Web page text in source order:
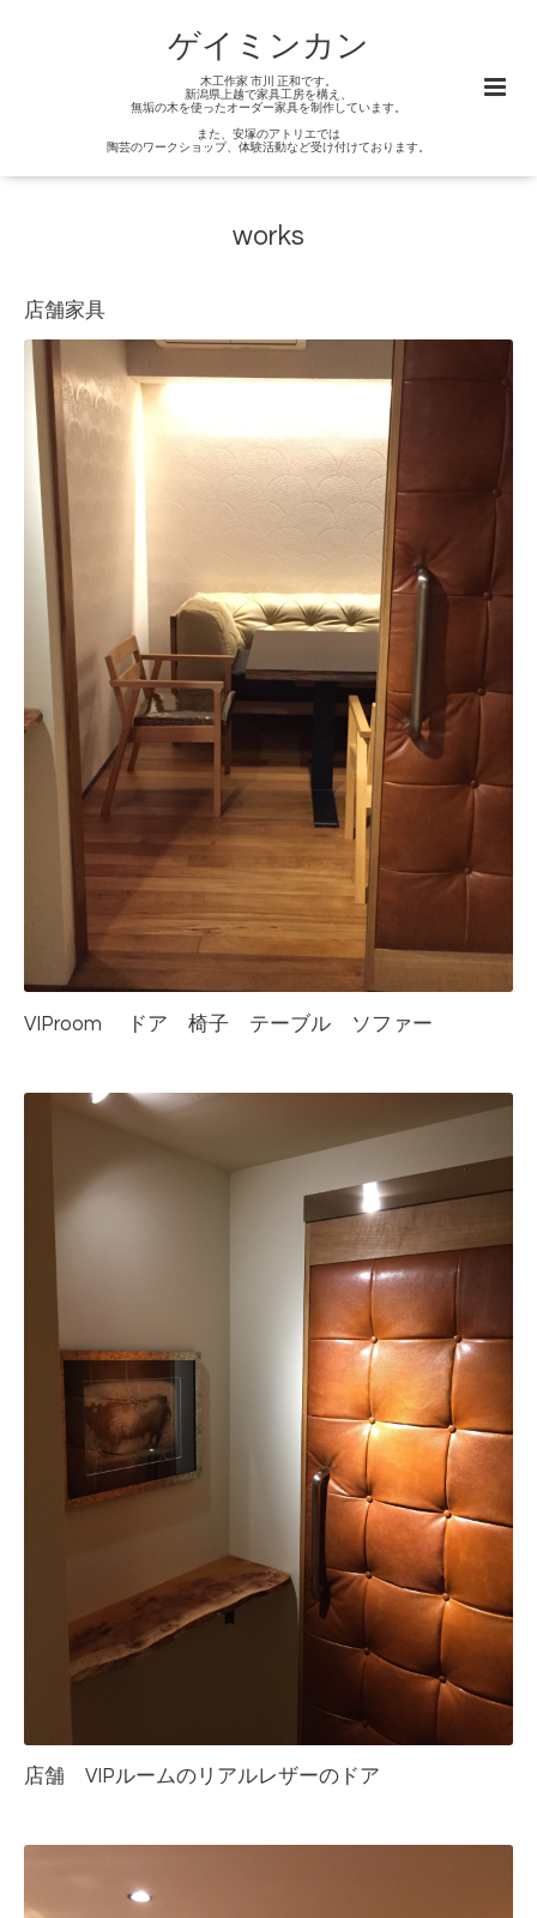
ゲイミンカン
木工作家 市川 正和です。
新潟県上越で家具工房を構え、
無垢の木を使ったオーダー家具を制作しています。
また、安塚のアトリエでは
陶芸のワークショップ、体験活動など受け付けております。
works
店舗家具
VIProom ドア 椅子 テーブル ソファー
店舗 VIPルームのリアルレザーのドア